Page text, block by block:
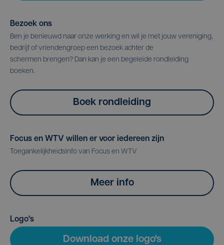
Bezoek ons
Ben je benieuwd naar onze werking en wil je met jouw vereniging,
bedrijf of vriendengroep een bezoek achter de
schermen brengen? Dan kan je een begeleide rondleiding
boeken.
Boek rondleiding
Focus en WTV willen er voor iedereen zijn
Toegankelijkheidsinfo van Focus en WTV
Meer info
Logo's
Download onze logo's